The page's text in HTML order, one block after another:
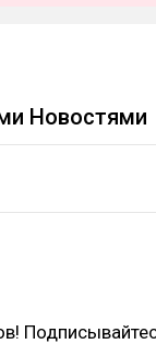
Новостями